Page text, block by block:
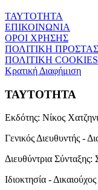
ΤΑΥΤΟΤΗΤΑ
ΕΠΙΚΟΙΝΩΝΙΑ
ΟΡΟΙ ΧΡΗΣΗΣ
ΠΟΛΙΤΙΚΗ
ΠΟΛΙΤΙΚΗ COOKIES
Κρατική Διαφήμιση
ΤΑΥΤΟΤΗΤΑ
Εκδότης: Νίκος
Γενικός Διευθυντής -
Διευθύντρια Σύνταξης:
Ιδιοκτησία -